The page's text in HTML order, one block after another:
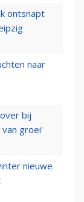
ontsnapt
naar
bij
van groei'
nieuwe